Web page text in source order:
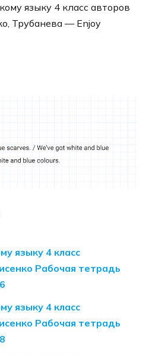
языку 4 класс авторов
Трубанева — Enjoy
языку 4 класс
Рабочая тетрадь
языку 4 класс
Рабочая тетрадь